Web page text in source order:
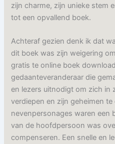
zijn charme, zijn unieke stem
tot een opvallend boek.
Achteraf gezien denk ik dat
dit boek was zijn weigering
gratis te online boek
gedaanteveranderaar die
en lezers uitnodigt om zich in
verdiepen en zijn geheimen
nevenpersonages waren een
van de hoofdpersoon was
compenseren. Een snelle en